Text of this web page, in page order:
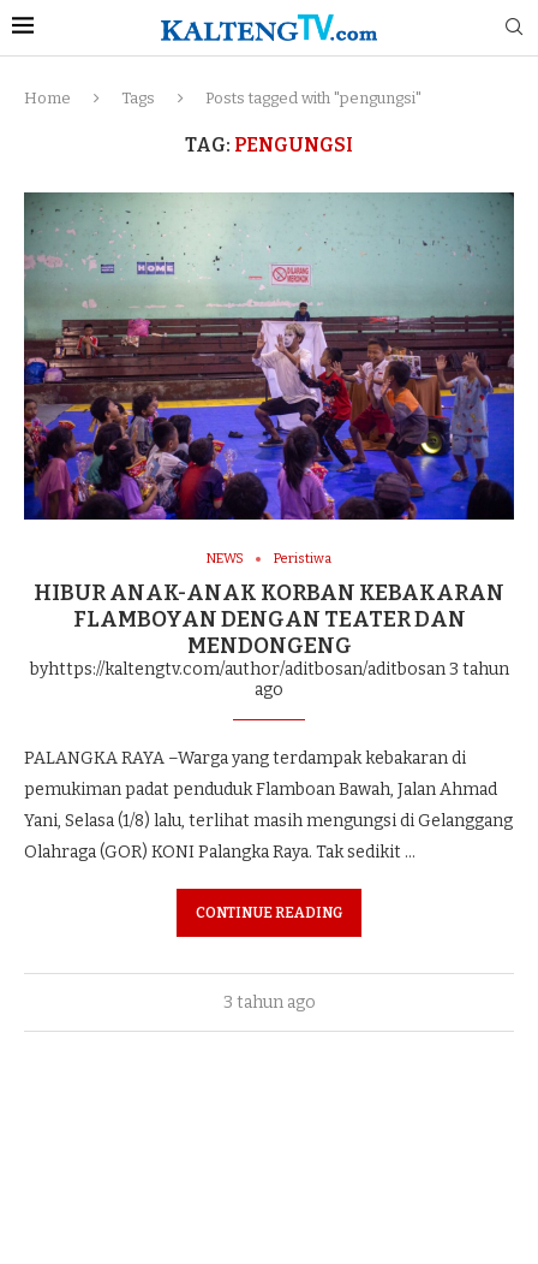
Home Tags Posts tagged with "pengungsi"
TAG: PENGUNGSI
NEWS Peristiwa
HIBUR ANAK-ANAK KORBAN KEBAKARAN
FLAMBOYAN DENGAN TEATER DAN
MENDONGENG
byhttps://kaltengtv.com/author/aditbosan/aditbosan3 tahun
ago
PALANGKA RAYA –Warga yang terdampak kebakaran di
pemukiman padat penduduk Flamboan Bawah, Jalan Ahmad
Yani, Selasa (1/8) lalu, terlihat masih mengungsi di Gelanggang
Olahraga (GOR) KONI Palangka Raya. Tak sedikit …
CONTINUE READING
3 tahun ago